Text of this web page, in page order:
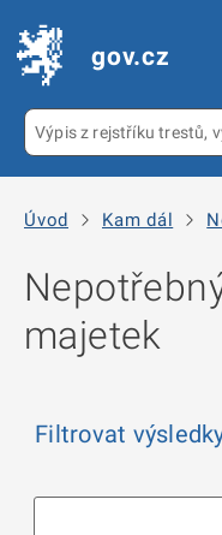
gov.cz
Úvod Kam dál
majetek
Filtrovat